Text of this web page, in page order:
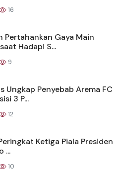
16
Pertahankan Gaya Main
Hadapi S...
9
Ungkap Penyebab Arema FC
3 P...
12
Ketiga Piala Presiden
...
10